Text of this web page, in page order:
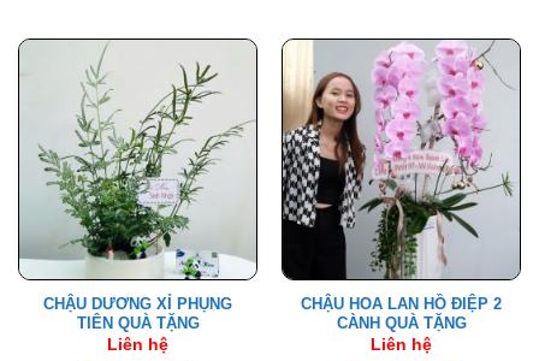
CHẬU DƯƠNG XỈ PHỤNG
TIÊN QUÀ TẶNG
Liên hệ
CHẬU HOA LAN HỒ ĐIỆP 2
CÀNH QUÀ TẶNG
Liên hệ